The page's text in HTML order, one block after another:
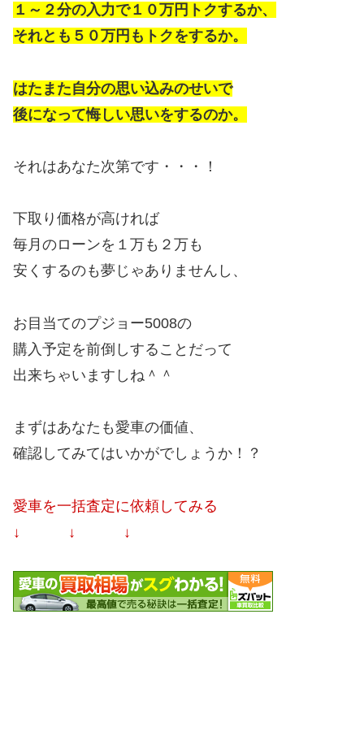
１～２分の入力で１０万円トクするか、
それとも５０万円もトクをするか。
はたまた自分の思い込みのせいで
後になって悔しい思いをするのか。
それはあなた次第です・・・！
下取り価格が高ければ
毎月のローンを１万も２万も
安くするのも夢じゃありませんし、
お目当てのプジョー5008の
購入予定を前倒しすることだって
出来ちゃいますしね＾＾
まずはあなたも愛車の価値、
確認してみてはいかがでしょうか！？
愛車を一括査定に依頼してみる
↓ ↓ ↓